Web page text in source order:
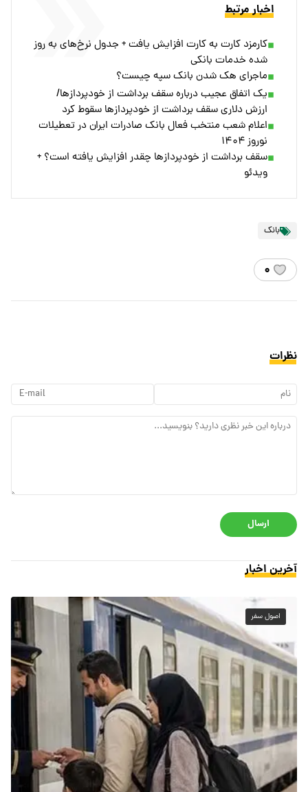
اخبار مرتبط
کارمزد کارت به کارت افزایش یافت + جدول نرخ‌های به روز
شده خدمات بانکی
ماجرای هک شدن بانک سپه چیست؟
یک اتفاق عجیب درباره سقف برداشت از خودپردازها/
ارزش دلاری سقف برداشت از خودپردازها سقوط کرد
​اعلام شعب منتخب فعال بانک صادرات ایران در تعطیلات
نوروز ۱۴۰۴
سقف برداشت از خودپرداز‌ها چقدر افزایش یافته است؟ +
ویدئو
بانک
۰
نظرات
ارسال
آخرین اخبار
اصول سفر